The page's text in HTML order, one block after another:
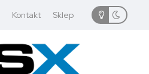
Kontakt Sklep